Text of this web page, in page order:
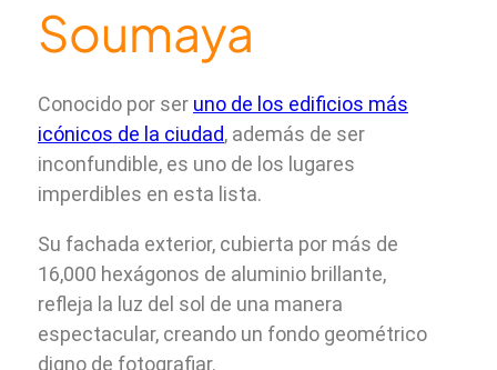
Soumaya
Conocido por ser uno de los edificios más
icónicos de la ciudad, además de ser
inconfundible, es uno de los lugares
imperdibles en esta lista.
Su fachada exterior, cubierta por más de
16,000 hexágonos de aluminio brillante,
refleja la luz del sol de una manera
espectacular, creando un fondo geométrico
digno de fotografiar.